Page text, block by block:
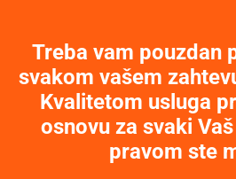
Treba vam pouzdan
svakom vašem
Kvalitetom usluga
osnovu za svaki
pravom ste